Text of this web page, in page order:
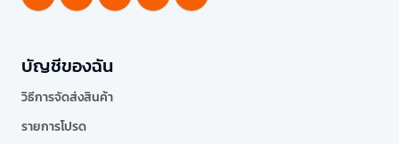
บัญชีของฉัน
วิธีการจัดส่งสินค้า
รายการโปรด